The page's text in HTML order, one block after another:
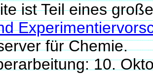
ist Teil eines
für Chemie.
10.